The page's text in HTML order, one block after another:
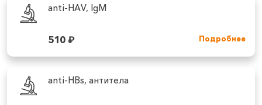
anti-HAV, IgM
510₽ Подробнее
anti-HBs, антитела